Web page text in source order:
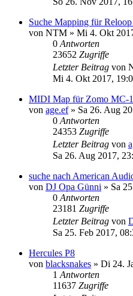
Suche Mapping für
von NTM » Mi 4. Okt
0 Antworten
23652 Zugriffe
Letzter Beitrag von
Mi 4. Okt 2017,
MIDI Map für Zomo MC-
von age.ef» Sa 26. Aug
0 Antworten
24353 Zugriffe
Letzter Beitrag von
Sa 26. Aug 2017,
suche nach American
von DJ Opa Günni » Sa
0 Antworten
23181 Zugriffe
Letzter Beitrag von
Sa 25. Feb 2017,
Hercules P8
von blacksnakes » Di 24.
1 Antworten
11637 Zugriffe